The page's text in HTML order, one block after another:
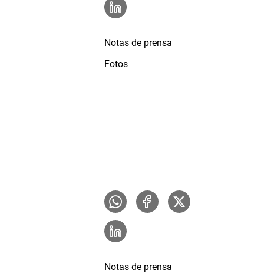
Notas de prensa
Fotos
Notas de prensa